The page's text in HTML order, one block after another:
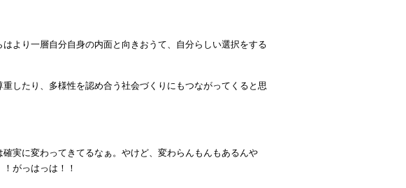
より一層自分自身の内面と向きおうて、自分らしい選択をする
したり、多様性を認め合う社会づくりにもつながってくると思
実に変わってきてるなぁ。やけど、変わらんもんもあるんや
がっはっは！！